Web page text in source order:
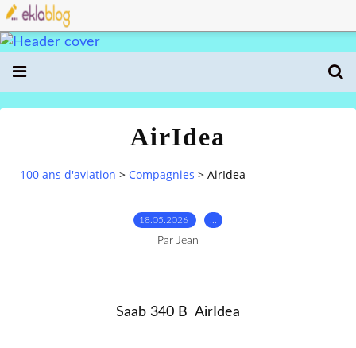
AirIdea
100 ans d'aviation > Compagnies > AirIdea
18.05.2026
Par Jean
Saab 340 B AirIdea